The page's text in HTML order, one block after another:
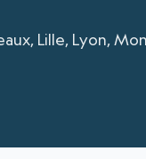
Lille, Lyon,